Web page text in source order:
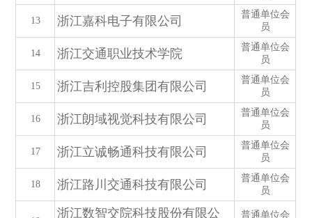
13 浙江嘉科电子有限公司
普通单位会
员
14 浙江交通职业技术学院
普通单位会
员
15 浙江吉利控股集团有限公司
普通单位会
员
16 浙江朗域视觉科技有限公司
普通单位会
员
17 浙江立诚畅通科技有限公司
普通单位会
员
18 浙江路川交通科技有限公司
普通单位会
员
浙江数智交院科技股份有限公 普通单位会